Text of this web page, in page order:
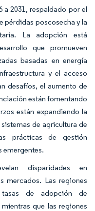
a 2031, respaldado por el
pérdidas poscosecha y la
La adopción está
que promueven
basadas en energía
y el acceso
desafíos, el aumento de
están fomentando
están expandiendo la
de agricultura de
prácticas de gestión
emergentes.
disparidades en
mercados. Las regiones
tasas de adopción de
que las regiones